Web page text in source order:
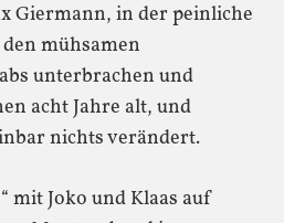
Giermann, in der peinliche
mühsamen
unterbrachen und
acht Jahre alt, und
nichts verändert.
mit Joko und Klaas auf